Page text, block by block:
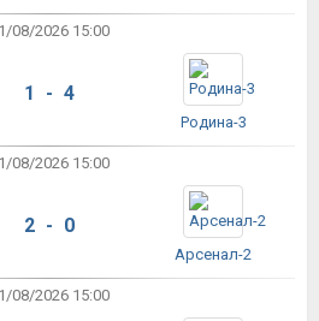
08/2026 15:00
1 - 4
Родина-3
08/2026 15:00
2 - 0
Арсенал-2
08/2026 15:00